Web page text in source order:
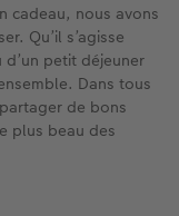
cadeau, nous avons
Qu’il s’agisse
petit déjeuner
Dans tous
de bons
plus beau des